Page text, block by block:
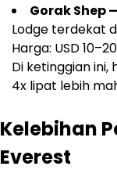
Gorak Shep
Lodge terdekat
Harga: USD
Di ketinggian ini,
4x lipat lebih
Kelebihan
Everest